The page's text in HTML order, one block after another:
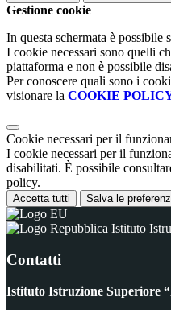
Gestione cookie
In questa schermata è possibile
I cookie necessari sono quelli
piattaforma e non è possibile
Per conoscere quali sono i
visionare la COOKIE
Cookie necessari per il
I cookie necessari per il
disabilitati. È possibile
policy.
Accetta tutti Salva le
Istituto
Contatti
Istituto Istruzione Superiore